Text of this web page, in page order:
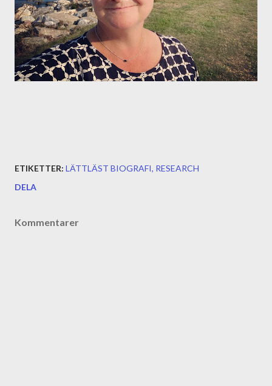
ETIKETTER: LÄTTLÄST BIOGRAFI RESEARCH
DELA
Kommentarer